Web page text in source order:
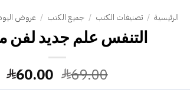
الرئيسية / تصنيفات الكتب / جميع الكتب / عروض اليوم
69.00 السعر
الأصلي
60.00